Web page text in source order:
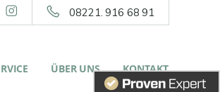
08221. 916 68 91
ÜBER UNS KONTAKT